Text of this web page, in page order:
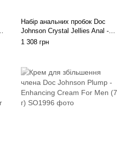
Набір анальних пробок Doc
Johnson Crystal Jellies Anal -
Clear, макс. діаметр 2см - 3 см
1 308 грн